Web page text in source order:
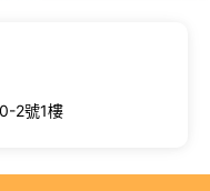
2號1樓